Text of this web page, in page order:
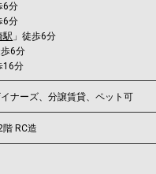
6分
6分
駅 」徒歩6分
歩6分
16分
ナーズ、分譲賃貸、ペット可
RC造